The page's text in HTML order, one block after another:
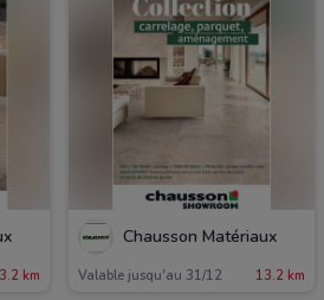
km
Chausson Matériaux
Valable jusqu'au 31/12 13.2 km